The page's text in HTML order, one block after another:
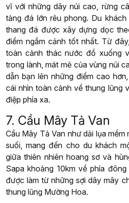
vĩ với những dãy núi cao, rừng
tảng đá lớn rêu phong. Du
thang đá được xây dựng dọc
điểm ngắm cảnh tốt nhất. Từ
toàn cảnh thác nước đổ xuống
trong lành, mát mẻ của vùng núi
dẫn bạn lên những điểm cao
cái nhìn toàn cảnh về thung lũng
điệp phía xa.
7. Cầu Mây Tả Van
Cầu Mây Tả Van như dải lụa
suối, mang đến cho du khách
giữa thiên nhiên hoang sơ và
Sapa khoảng 10km về phía
được làm từ những sợi dây mây
thung lũng Mường Hoa.